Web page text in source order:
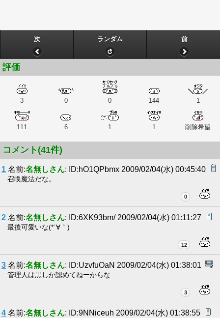
次 ランダム 前
評価
3 0 0 144 1
111 6 1 1 削除希望
コメント(41件)
1 名前:名無しさん: ID:hO1QPbmx 2009/02/04(水) 00:45:40
召喚魔法だな。
0
2 名前:名無しさん: ID:6XK93bm/ 2009/02/04(水) 01:11:27
最後可愛いな(*´∀｀)
12
3 名前:名無しさん: ID:UzvfuOaN 2009/02/04(水) 01:38:01
管理人は黒しか認めてねーからな
3
4 名前:名無しさん: ID:9NNiceuh 2009/02/04(水) 01:38:55